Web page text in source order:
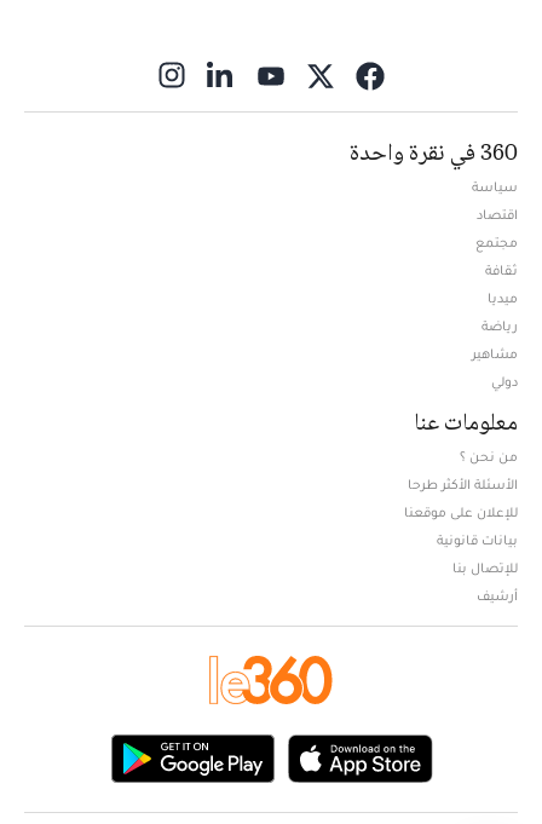
360 في نقرة واحدة
سياسة
اقتصاد
مجتمع
ثقافة
ميديا
رياضة
مشاهير
دولي
معلومات عنا
من نحن ؟
الأسئلة الأكثر طرحا
للإعلان على موقعنا
بيانات قانونية
للإتصال بنا
أرشيف